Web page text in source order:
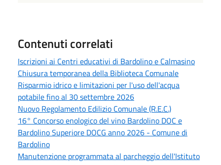
Contenuti correlati
Iscrizioni ai Centri educativi di Bardolino e Calmasino
Chiusura temporanea della Biblioteca Comunale
Risparmio idrico e limitazioni per l'uso dell'acqua
potabile fino al 30 settembre 2026
Nuovo Regolamento Edilizio Comunale (R.E.C.)
16° Concorso enologico del vino Bardolino DOC e
Bardolino Superiore DOCG anno 2026 - Comune di
Bardolino
Manutenzione programmata al parcheggio dell'Istituto